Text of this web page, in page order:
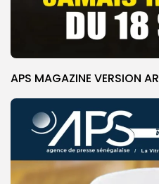
APS MAGAZINE VERSION AR